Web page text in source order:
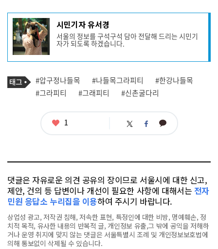
기
사
작
성
자
프
필
시민기자 유서경
서울의 정보를 구석구석 담아 전달해 드리는 시민기
자가 되도록 하겠습니다.
기
사
관
련
태
그
#압구정나들목 #나들목그라피티
#한강나들목
#그라피티
#그래피티 #신촌굴다리
좋1 트 페 카
댓글은 자유로운 의견 공유의 장이므로 서울시에 대한 신고,
제안, 건의 등 답변이나 개선이 필요한 사항에 대해서는 전자
민원 응답소 누리집을 이용하여 주시기 바랍니다.
상업성 광고, 저작권 침해, 저속한 표현, 특정인에 대한 비방, 명예훼손, 정
치적 목적, 유사한 내용의 반복적 글, 개인정보 유출,그 밖에 공익을 저해하
거나 운영 취지에 맞지 않는 댓글은 서울특별시 조례 및 개인정보보호법에
의해 통보없이 삭제될 수 있습니다.